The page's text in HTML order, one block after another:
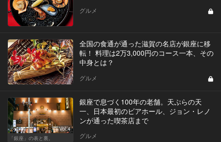
グルメ
全国の食通が通った滋賀の名店が銀座に移
転！ 料理は2万3,000円のコース一本、その
中身とは？
グルメ
Vol.4
「銀座」の表と裏。
銀座で息づく100年の老舗。天ぷらの天
一、日本最初のビアホール、ジョン・レノ
ンが通った喫茶店まで
グルメ